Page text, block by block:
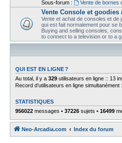
Sous-forum :
Vente de bornes
Vente Console et
Vente et achat de consoles et
qui est fait normalement pour se
Buying and selling consoles,
to connect to a television or to a
QUI EST EN LIGNE ?
Au total, il y a 329 utilisateurs en ligne :: 13
Record d’utilisateurs en ligne simultanément :
STATISTIQUES
956022 messages • 37226 sujets • 16499
Neo-Arcadia.com Index du forum